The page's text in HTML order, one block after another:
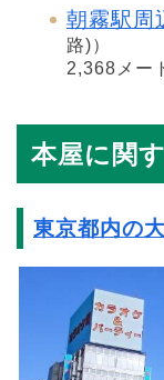
朝霧駅周
路)）
2,368メー
本屋に関
東京都内の